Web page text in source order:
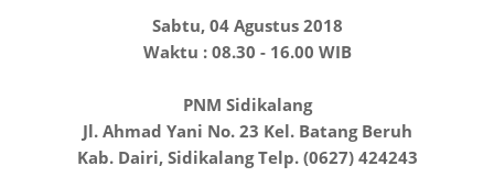
Sabtu, 04 Agustus 2018
Waktu : 08.30 - 16.00 WIB
PNM Sidikalang
Jl. Ahmad Yani No. 23 Kel. Batang Beruh
Kab. Dairi, Sidikalang Telp. (0627) 424243